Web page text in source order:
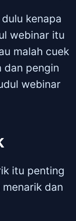
kenapa
webinar itu
malah cuek
dan pengin
webinar
itu penting
dan